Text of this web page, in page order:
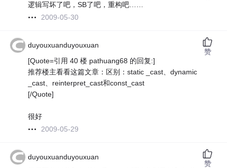
逻辑写坏了吧，SB了吧，重构吧……
2009-05-30
duyouxuanduyouxuan
[Quote=引用 40 楼 pathuang68 的回复:]
推荐楼主看看这篇文章：区别：static _cast、dynamic
_cast、reinterpret_cast和const_cast
[/Quote]
很好
2009-05-29
赞
duyouxuanduyouxuan
赞